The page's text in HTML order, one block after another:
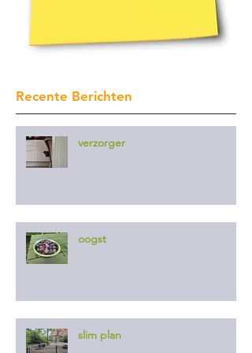
Recente Berichten
verzorger
oogst
slim plan